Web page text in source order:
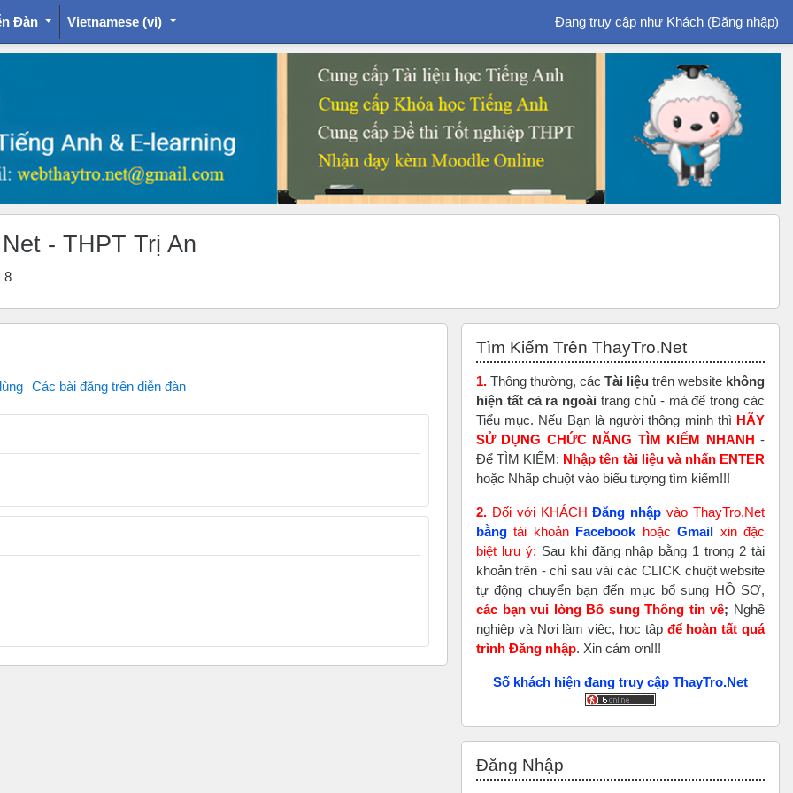
Đàn Vietnamese ‎(vi)‎ Đang truy cập như Khách (Đăng nhập)
- THPT Trị An
8
Các bài đăng trên diễn đàn
Tìm Kiếm Trên ThayTro.Net
1. Thông thường, các Tài liệu trên website không
hiện tất cả ra ngoài trang chủ - mà để trong các
Tiểu mục. Nếu Bạn là người thông minh thì HÃY
SỬ DỤNG CHỨC NĂNG TÌM KIẾM NHANH -
Để TÌM KIẾM: Nhập tên tài liệu và nhấn ENTER
hoặc Nhấp chuột vào biểu tượng tìm kiếm!!!
2. Đối với KHÁCHĐăng nhập vào ThayTro.Net
bằng tài khoản Facebook hoặcGmail xin đặc
biệt lưu ý: Sau khi đăng nhập bằng 1 trong 2 tài
khoản trên - chỉ sau vài các CLICK chuột website
tự động chuyển bạn đến mục bổ sung HỒ SƠ,
các bạn vui lòng Bổ sung Thông tin về; Nghề
nghiệp và Nơi làm việc, học tập để hoàn tấtquá
trình Đăng nhập. Xin cảm ơn!!!
Số khách hiện đang truy cập ThayTro.Net
Đăng Nhập